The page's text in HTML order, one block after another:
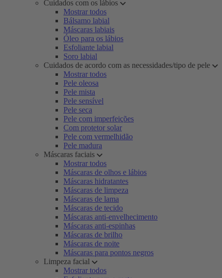
Cuidados com os lábios
Mostrar todos
Bálsamo labial
Máscaras labiais
Óleo para os lábios
Esfoliante labial
Soro labial
Cuidados de acordo com as necessidades/tipo de pele
Mostrar todos
Pele oleosa
Pele mista
Pele sensível
Pele seca
Pele com imperfeições
Com protetor solar
Pele com vermelhidão
Pele madura
Máscaras faciais
Mostrar todos
Máscaras de olhos e lábios
Máscaras hidratantes
Máscaras de limpeza
Máscaras de lama
Máscaras de tecido
Máscaras anti-envelhecimento
Máscaras anti-espinhas
Máscaras de brilho
Máscaras de noite
Máscaras para pontos negros
Limpeza facial
Mostrar todos